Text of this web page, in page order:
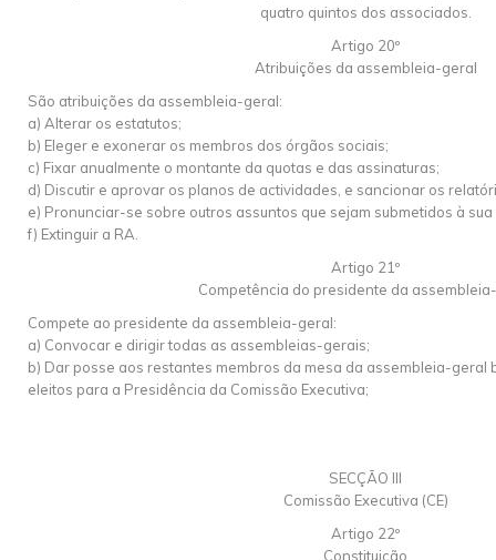
quatro quintos dos associados.
Artigo 20º
Atribuições da assembleia-geral
São atribuições da assembleia-geral:
a) Alterar os estatutos;
b) Eleger e exonerar os membros dos órgãos sociais;
c) Fixar anualmente o montante da quotas e das assinaturas;
d) Discutir e aprovar os planos de actividades, e sancionar os
e) Pronunciar-se sobre outros assuntos que sejam submetidos à
f) Extinguir a RA.
Artigo 21º
Competência do presidente da
Compete ao presidente da assembleia-geral:
a) Convocar e dirigir todas as assembleias-gerais;
b) Dar posse aos restantes membros da mesa da assembleia-geral
eleitos para a Presidência da Comissão Executiva;
SECÇÃO III
Comissão Executiva (CE)
Artigo 22º
Constituição